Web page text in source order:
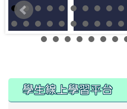
學生線上學習平台